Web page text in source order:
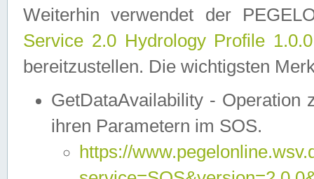
Weiterhin verwendet der
Service 2.0 Hydrology Profile
bereitzustellen. Die wichtigsten
GetDataAvailability - Operation
ihren Parametern im SOS.
https://